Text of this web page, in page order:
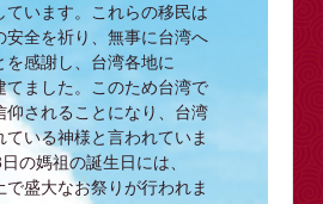
ています。これらの移民は
安全を祈り、無事に台湾へ
を感謝し、台湾各地に
てました。このため台湾で
仰されることになり、台湾
ている神様と言われていま
の媽祖の誕生日には、
で盛大なお祭りが行われま